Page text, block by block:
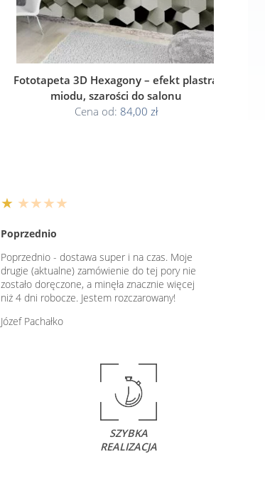
Fototapeta 3D Hexagony – efekt plastra
miodu, szarości do salonu
Cena od: 84,00 zł
★ ★★★★
Poprzednio
Poprzednio - dostawa super i na czas. Moje
drugie (aktualne) zamówienie do tej pory nie
zostało doręczone, a minęła znacznie więcej
niż 4 dni robocze. Jestem rozczarowany!
Józef Pachałko
SZYBKA
REALIZACJA